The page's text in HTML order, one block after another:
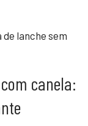
lanche sem
canela: